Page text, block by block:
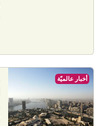
أخبار عالميّة